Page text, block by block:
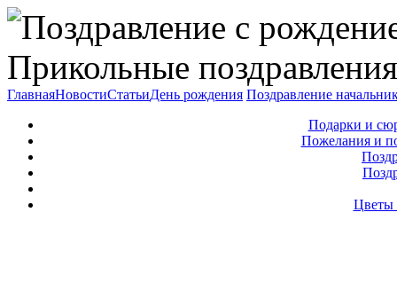
Прикольные
ГлавнаяНовостиСтатьиДень рождения Поздравление
Подарки и
Пожелания и
Цветы